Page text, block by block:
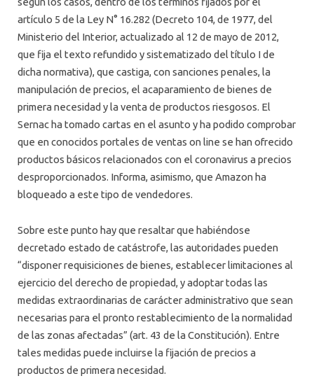
artículo 5 de la Ley N° 16.282 (Decreto 104, de 1977, del
Ministerio del Interior, actualizado al 12 de mayo de 2012,
que fija el texto refundido y sistematizado del título I de
dicha normativa), que castiga, con sanciones penales, la
manipulación de precios, el acaparamiento de bienes de
primera necesidad y la venta de productos riesgosos. El
Sernac ha tomado cartas en el asunto y ha podido comprobar
que en conocidos portales de ventas on line se han ofrecido
productos básicos relacionados con el coronavirus a precios
desproporcionados. Informa, asimismo, que Amazon ha
bloqueado a este tipo de vendedores.
Sobre este punto hay que resaltar que habiéndose
decretado estado de catástrofe, las autoridades pueden
“disponer requisiciones de bienes, establecer limitaciones al
ejercicio del derecho de propiedad, y adoptar todas las
medidas extraordinarias de carácter administrativo que sean
necesarias para el pronto restablecimiento de la normalidad
de las zonas afectadas” (art. 43 de la Constitución). Entre
tales medidas puede incluirse la fijación de precios a
productos de primera necesidad.